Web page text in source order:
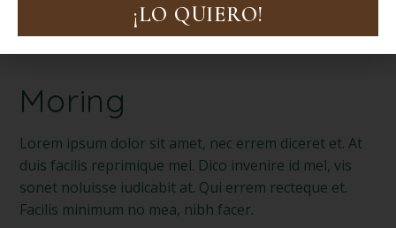
Moring
Lorem ipsum dolor sit amet, nec errem diceret et. At
duis facilis reprimique mel. Dico invenire id mel, vis
sonet noluisse iudicabit at. Qui errem recteque et.
Facilis minimum no mea, nibh facer.
¡LO QUIERO!